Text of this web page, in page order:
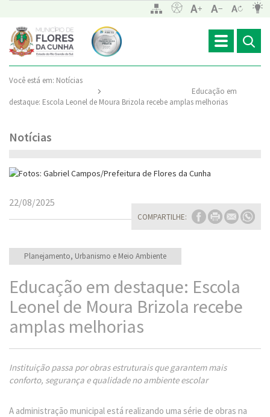
Toggle
navigation
Você está em: Notícias
Educação em
destaque: Escola Leonel de Moura Brizola recebe amplas melhorias
Notícias
COMPARTILHE:
22/08/2025
Planejamento, Urbanismo e Meio Ambiente
Educação em destaque: Escola
Leonel de Moura Brizola recebe
amplas melhorias
Instituição passa por obras estruturais que garantem mais
conforto, segurança e qualidade no ambiente escolar
A administração municipal está realizando uma série de obras na